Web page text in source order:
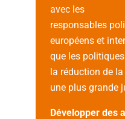
avec les
responsables
européens et
que les
la réduction de
une plus grande
Développer des